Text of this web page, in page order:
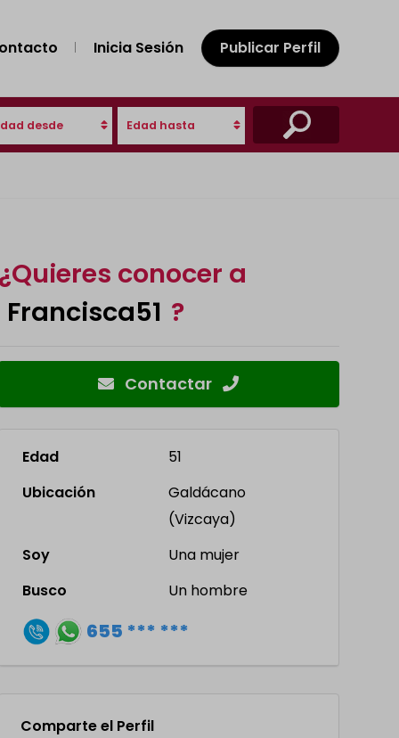
Inicia Sesión Publicar Perfil
desde Edad hasta
conocer a
Francisca51 ?
Contactar
Edad
51
Ubicación
Galdácano
(Vizcaya)
Soy
Una mujer
Busco
Un hombre
655 *** ***
Comparte el Perfil